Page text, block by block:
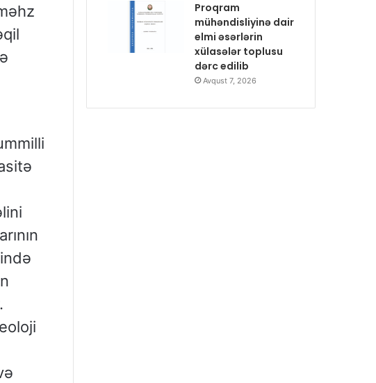
Proqram
mühəndisliyinə dair
elmi əsərlərin
xülasələr toplusu
dərc edilib
Avqust 7, 2026